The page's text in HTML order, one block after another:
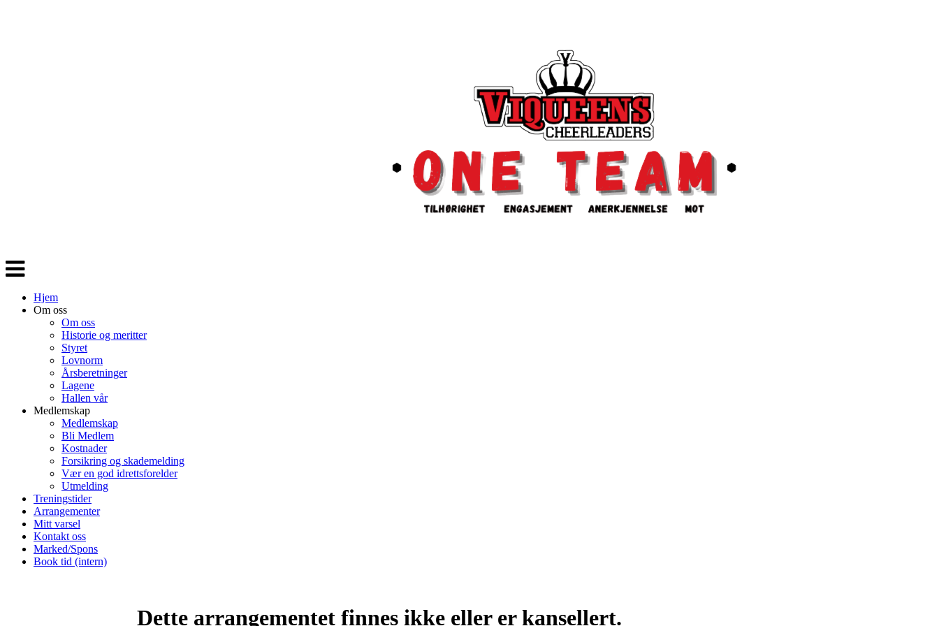
Veksle
navigasjon
Hjem
Om oss
Om oss
Historie og meritter
Styret
Lovnorm
Årsberetninger
Lagene
Hallen vår
Medlemskap
Medlemskap
Bli Medlem
Kostnader
Forsikring og skademelding
Vær en god idrettsforelder
Utmelding
Treningstider
Arrangementer
Mitt varsel
Kontakt oss
Marked/Spons
Book tid (intern)
Dette arrangementet finnes ikke eller er kansellert.